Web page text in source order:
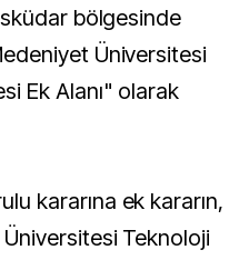
bölgesinde
Üniversitesi
Ek Alanı" olarak
kararına ek kararın,
Teknoloji